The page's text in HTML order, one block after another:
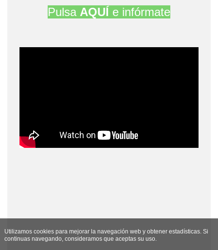
Pulsa AQUÍ e infórmate
Utilizamos cookies para mejorar la navegación web y obtener estadísticas. Si
continuas navegando, consideramos que aceptas su uso.